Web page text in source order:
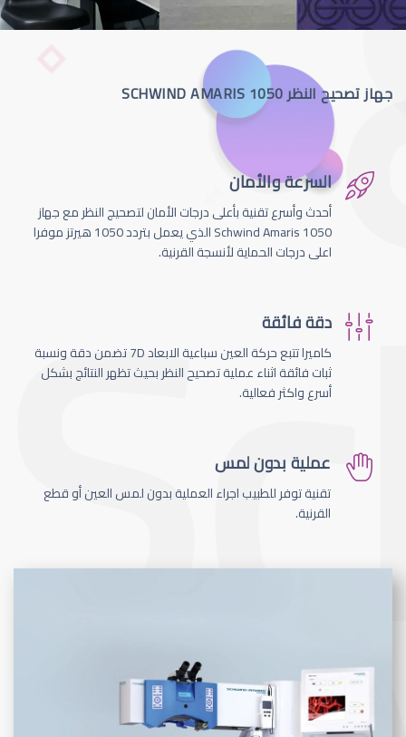
جهاز تصحيح النظر SCHWIND AMARIS 1050
السرعة والأمان
أحدث وأسرع تقنية بأعلى درجات الأمان لتصحيج النظر مع جهاز
Schwind Amaris 1050 الذي يعمل بتردد 1050 هيرتز موفرا
اعلى درجات الحماية لأنسجة القرنية.
دقة فائقة
كاميرا تتبع حركة العين سباعية الابعاد 7D تضمن دقة ونسبة
ثبات فائقة اثناء عملية تصحيح النظر بحيث تظهر النتائج بشكل
أسرع واكثر فعالية.
عملية بدون لمس
تقنية توفر للطبيب اجراء العملية بدون لمس العين أو قطع
القرنية.